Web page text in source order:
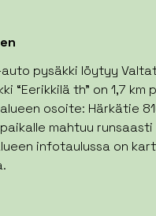
pysäkki löytyy
“Eerikkilä th” on 1,7
osoite: Härkätie
mahtuu
infotaulussa on